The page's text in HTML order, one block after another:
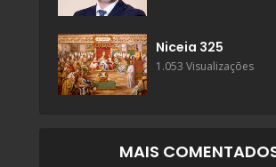
Niceia 325
1.053 Visualizações
MAIS